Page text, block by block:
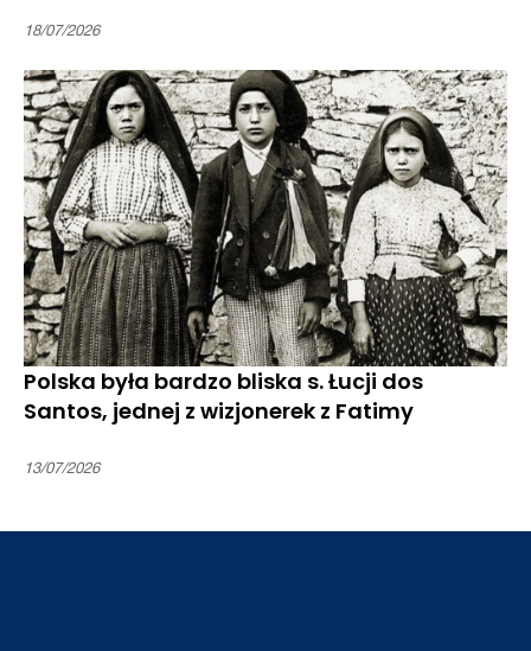
18/07/2026
Polska była bardzo bliska s. Łucji dos
Santos, jednej z wizjonerek z Fatimy
13/07/2026